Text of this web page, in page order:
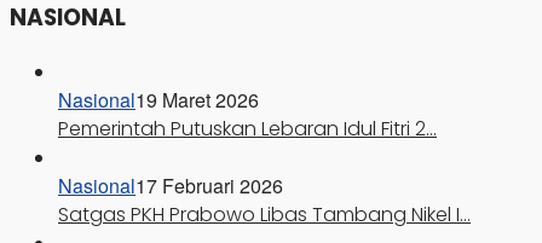
NASIONAL
Nasional19 Maret 2026
Pemerintah Putuskan Lebaran Idul Fitri 2…
Nasional17 Februari 2026
Satgas PKH Prabowo Libas Tambang Nikel I…